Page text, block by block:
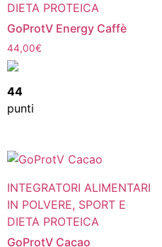
DIETA PROTEICA
GoProtV Energy Caffè
44,00€
44
punti
INTEGRATORI ALIMENTARI
IN POLVERE, SPORT E
DIETA PROTEICA
GoProtV Cacao